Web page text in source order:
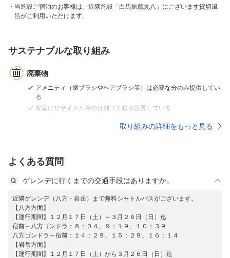
当施設ご宿泊のお客様は、近隣施設「白馬旅籠丸八」にございます貸切風
呂がご利用いただけます。
サステナブルな取り組み
廃棄物
アメニティ（歯ブラシやヘアブラシ等）は必要な分のみ提供してい
る
客室にリサイクル用の分別ゴミ箱を設置している
取り組みの詳細をもっと見る
よくある質問
ゲレンデに行くまでの交通手段はありますか。
近隣ゲレンデ（八方・岩岳）まで無料シャトルバスがございます。
【八方方面】
【運行期間】１２月１７日（土）～３月２６日（日）迄
宿前～八方ゴンドラ：８：０４、９：１９、１０：３９
八方ゴンドラ～宿前：１４：２９、１５：２９、１６：１４
【岩岳方面】
【運行期間】１２月１７日（土）から３月２６日（日）迄